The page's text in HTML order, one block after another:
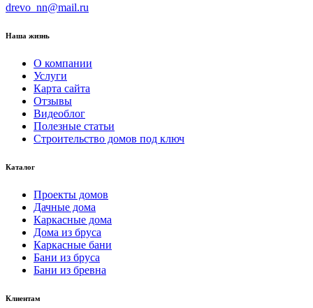
drevo_nn@mail.ru
Наша жизнь
О компании
Услуги
Карта сайта
Отзывы
Видеоблог
Полезные статьи
Строительство домов под ключ
Каталог
Проекты домов
Дачные дома
Каркасные дома
Дома из бруса
Каркасные бани
Бани из бруса
Бани из бревна
Клиентам